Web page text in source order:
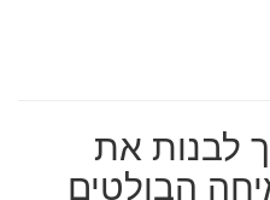
לבנות את
הבולטים